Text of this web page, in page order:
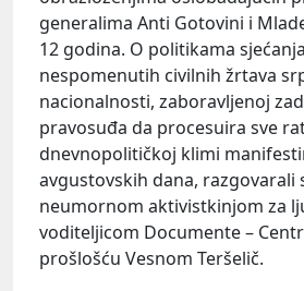
generalima Anti Gotovini i
12 godina. O politikama
nespomenutih civilnih žrtava
nacionalnosti, zaboravljenoj
pravosuđa da procesuira sve
dnevnopolitičkoj klimi
avgustovskih dana, razgovarali
neumornom aktivistkinjom za
voditeljicom Documente –
prošlošću Vesnom Teršelič.